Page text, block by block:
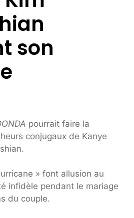
son
pourrait faire la
conjugaux de Kanye
» font allusion au
infidèle pendant le mariage
du couple.